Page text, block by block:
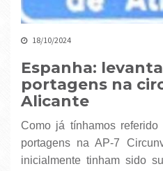
18/10/2024
Espanha:
portagens na
Alicante
Como já tínhamos referido numa anterior noticia, as
portagens na AP-7
inicialmente tinham sido